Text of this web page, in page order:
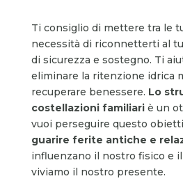
Ti consiglio di mettere tra le
necessità di riconnetterti al
di sicurezza e sostegno. Ti
eliminare la ritenzione idrica
recuperare benessere. Lo
costellazioni familiariè un
vuoi perseguire questo
guarire ferite antiche e
influenzano il nostro fisico e
viviamo il nostro presente.